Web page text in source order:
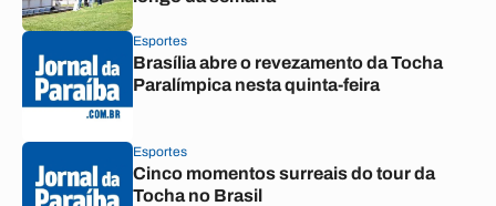
Esportes
Brasília abre o revezamento da Tocha
Paralímpica nesta quinta-feira
Esportes
Cinco momentos surreais do tour da
Tocha no Brasil